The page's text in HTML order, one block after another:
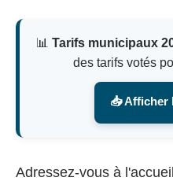
📊 Tarifs municipaux
des tarifs votés
📥 Afficher
Adressez-vous à